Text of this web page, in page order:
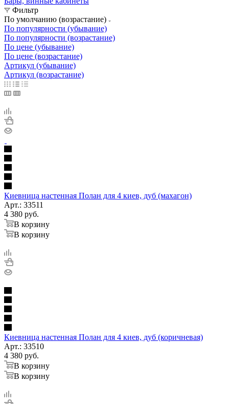
Фильтр
По умолчанию (возрастание)
По популярности (убывание)
По популярности (возрастание)
По цене (убывание)
По цене (возрастание)
Артикул (убывание)
Артикул (возрастание)
Киевница настенная Полан для 4 киев, дуб (махагон)
Арт.: 33511
4 380 руб.
В корзину
В корзину
Киевница настенная Полан для 4 киев, дуб (коричневая)
Арт.: 33510
4 380 руб.
В корзину
В корзину